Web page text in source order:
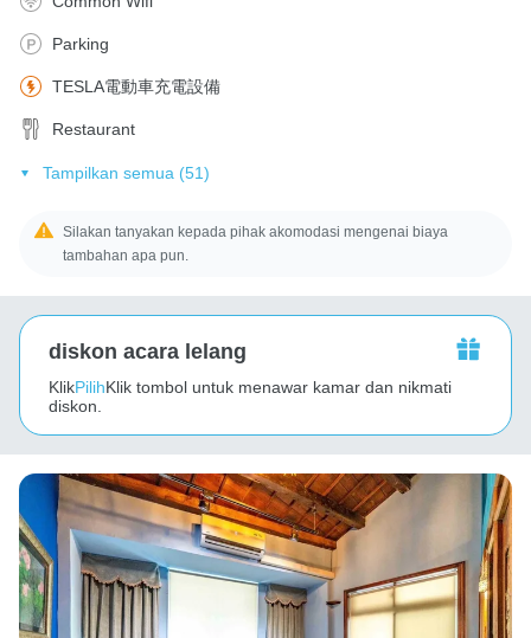
Parking
TESLA電動車充電設備
Restaurant
Tampilkan semua (51)
Silakan tanyakan kepada pihak akomodasi mengenai biaya
tambahan apa pun.
diskon acara lelang
KlikPilihKlik tombol untuk menawar kamar dan nikmati
diskon.